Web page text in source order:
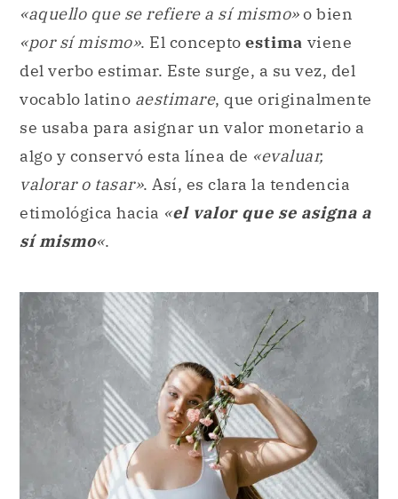
«aquello que se refiere a sí mismo»o bien
«por sí mismo». El concepto estima viene
del verbo estimar. Este surge, a su vez, del
vocablo latino aestimare, que originalmente
se usaba para asignar un valor monetario a
algo y conservó esta línea de «evaluar,
valorar o tasar». Así, es clara la tendencia
etimológica hacia «el valor que se asigna a
sí mismo«.